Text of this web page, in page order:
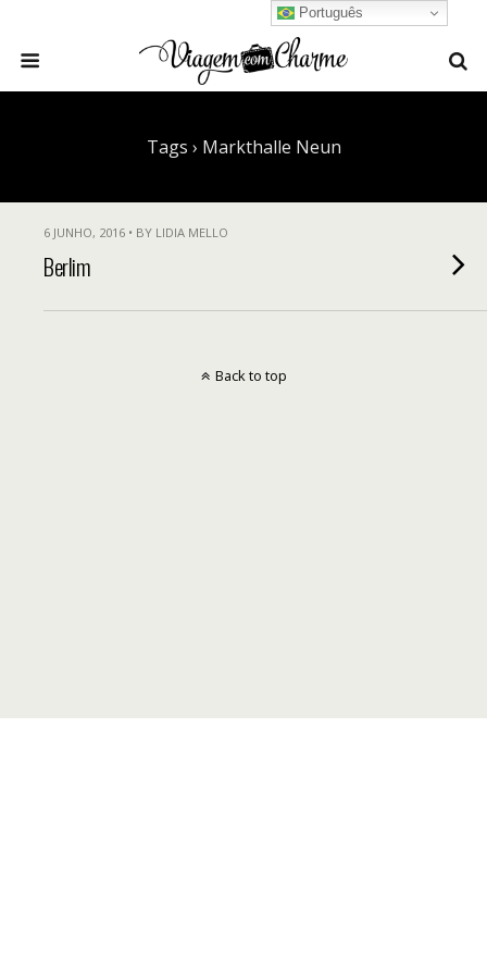
Tags › Markthalle Neun
6 JUNHO, 2016 • BY LIDIA MELLO
Berlim
Português
Back to top